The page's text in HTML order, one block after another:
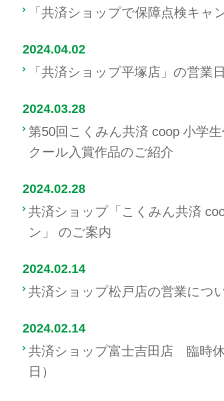
「共済ショップで保障点検キャ
2024.04.02
「共済ショップ平塚店」の営業
2024.03.28
第50回こくみん共済 coop 小学
クール入賞作品のご紹介
2024.02.28
共済ショップ「こくみん共済
ン」 のご案内
2024.02.14
共済ショップ松戸店の営業につ
2024.02.14
共済ショップ富士吉田店 臨時
日）